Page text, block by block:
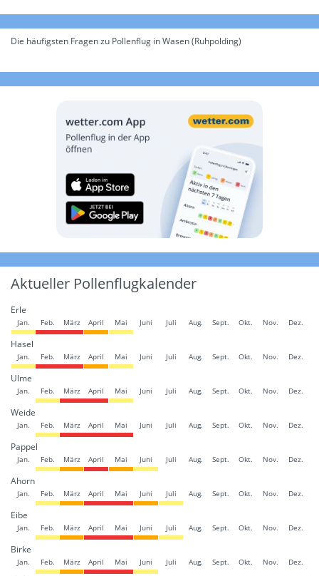
Die häufigsten Fragen zu Pollenflug in Wasen (Ruhpolding)
Aktueller Pollenflugkalender
Erle
Jan. Feb. März April Mai Juni Juli Aug. Sept. Okt. Nov. Dez.
Hasel
Jan. Feb. März April Mai Juni Juli Aug. Sept. Okt. Nov. Dez.
Ulme
Jan. Feb. März April Mai Juni Juli Aug. Sept. Okt. Nov. Dez.
Weide
Jan. Feb. März April Mai Juni Juli Aug. Sept. Okt. Nov. Dez.
Pappel
Jan. Feb. März April Mai Juni Juli Aug. Sept. Okt. Nov. Dez.
Ahorn
Jan. Feb. März April Mai Juni Juli Aug. Sept. Okt. Nov. Dez.
Eibe
Jan. Feb. März April Mai Juni Juli Aug. Sept. Okt. Nov. Dez.
Birke
Jan. Feb. März April Mai Juni Juli Aug. Sept. Okt. Nov. Dez.